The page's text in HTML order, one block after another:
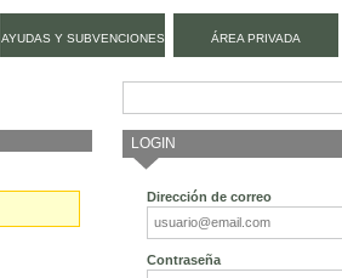
AYUDAS Y SUBVENCIONES ÁREA PRIVADA
LOGIN
Dirección de correo
Contraseña